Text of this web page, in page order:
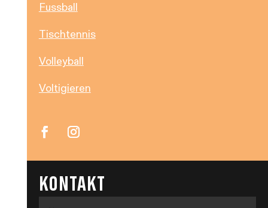
Fussball
Tischtennis
Volleyball
Voltigieren
KONTAKT